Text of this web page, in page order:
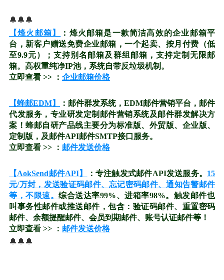
🔔🔔🔔
【烽火邮箱】
：烽火邮箱是一款简洁高效的企业邮箱平
台，新客户赠送免费企业邮箱，一个起卖、按月付费（低
至9.9元）；支持别名邮箱及群组邮箱，支持定制无限邮
箱。高权重纯净IP池，系统自带反垃圾机制。
立即查看 >> ： 企业邮箱价格
【蜂邮EDM】
：邮件群发系统，EDM邮件营销平台，邮件
代发服务，专业研发定制邮件营销系统及邮件群发解决方
案！蜂邮自研产品线主要分为标准版、外贸版、企业版、
定制版，及邮件API邮件SMTP接口服务。
立即查看 >> ： 邮件发送价格
【AokSend邮件API】 ：专注触发式邮件API发送服务。 15
元/万封，发送验证码邮件、忘记密码邮件、通知告警邮件
等，不限速。综合送达率99%、进箱率98%。触发邮件也
叫事务性邮件或推送邮件，包含：验证码邮件、重置密码
邮件、余额提醒邮件、会员到期邮件、账号认证邮件等！
立即查看 >> ： 邮件发送价格
🔔🔔🔔